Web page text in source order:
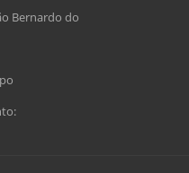
Bernardo do